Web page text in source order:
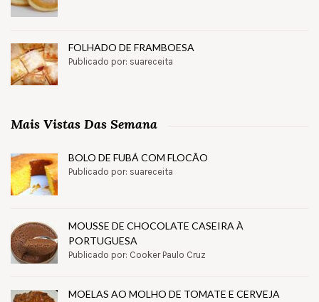
FOLHADO DE FRAMBOESA
Publicado por: suareceita
Mais Vistas Das Semana
BOLO DE FUBÁ COM FLOCÃO
Publicado por: suareceita
MOUSSE DE CHOCOLATE CASEIRA À
PORTUGUESA
Publicado por: Cooker Paulo Cruz
MOELAS AO MOLHO DE TOMATE E CERVEJA